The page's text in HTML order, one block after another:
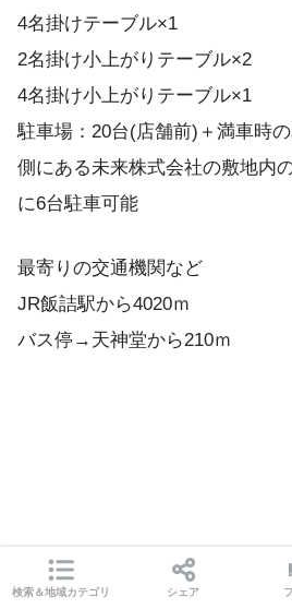
4名掛けテーブル×1
2名掛け小上がりテーブル×2
4名掛け小上がりテーブル×1
駐車場：20台(店舗前)＋満車時
側にある未来株式会社の敷地内
に6台駐車可能
最寄りの交通機関など
JR飯詰駅から4020ｍ
バス停→天神堂から210ｍ
検索＆地域カテゴリ シェア